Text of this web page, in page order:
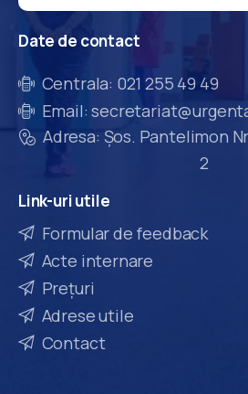
Datede contact
Centrala: 021 255 49 49
Email:
Adresa: Șos. Pantelimon
2
Link-uriutile
Formular de feedback
Acte internare
Prețuri
Adrese utile
Contact